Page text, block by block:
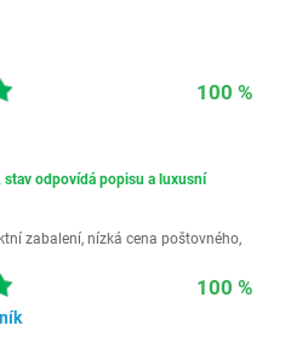
100 %
stav odpovídá popisu a luxusní
zabalení, nízká cena poštovného,
100 %